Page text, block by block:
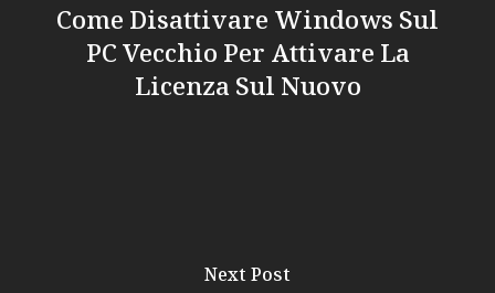
Come Disattivare Windows Sul
PC Vecchio Per Attivare La
Licenza Sul Nuovo
Next Post